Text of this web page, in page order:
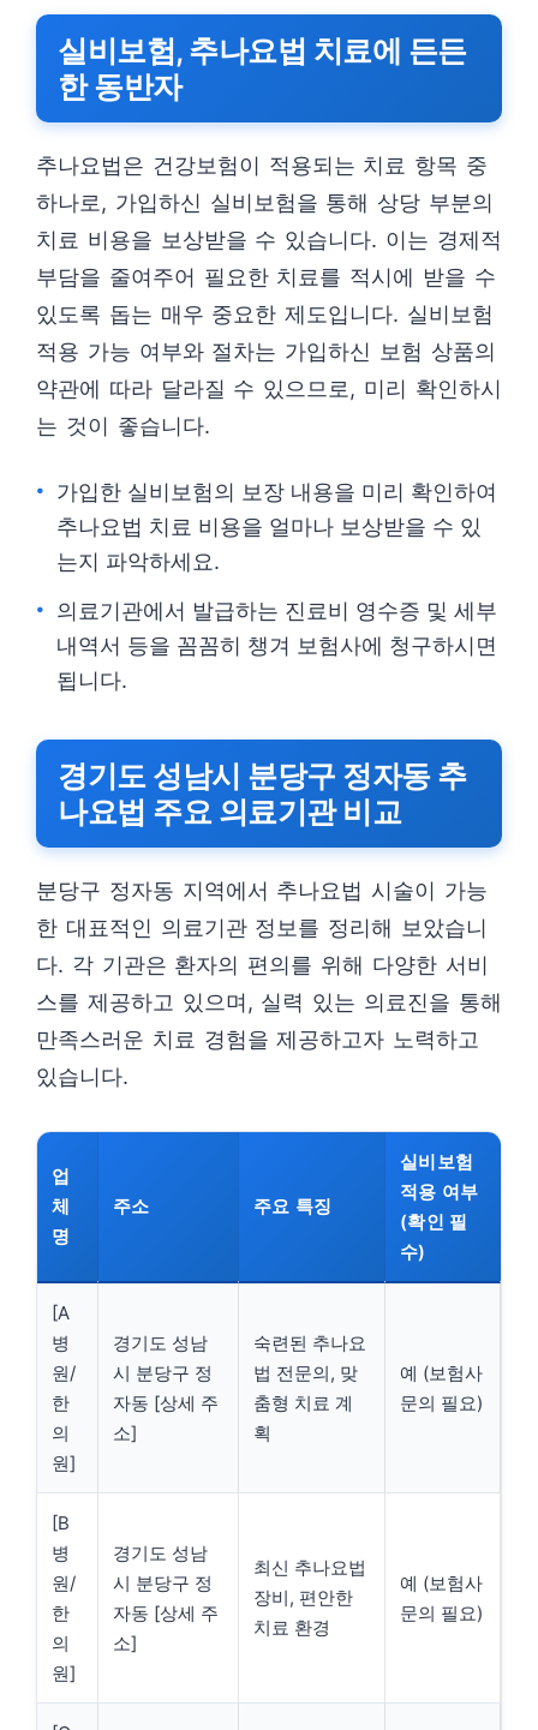
실비보험, 추나요법 치료에 든든
한 동반자
추나요법은 건강보험이 적용되는 치료 항목 중
하나로, 가입하신 실비보험을 통해 상당 부분의
치료 비용을 보상받을 수 있습니다. 이는 경제적
부담을 줄여주어 필요한 치료를 적시에 받을 수
있도록 돕는 매우 중요한 제도입니다. 실비보험
적용 가능 여부와 절차는 가입하신 보험 상품의
약관에 따라 달라질 수 있으므로, 미리 확인하시
는 것이 좋습니다.
가입한 실비보험의 보장 내용을 미리 확인하여
추나요법 치료 비용을 얼마나 보상받을 수 있
는지 파악하세요.
의료기관에서 발급하는 진료비 영수증 및 세부
내역서 등을 꼼꼼히 챙겨 보험사에 청구하시면
됩니다.
경기도 성남시 분당구 정자동 추
나요법 주요 의료기관 비교
분당구 정자동 지역에서 추나요법 시술이 가능
한 대표적인 의료기관 정보를 정리해 보았습니
다. 각 기관은 환자의 편의를 위해 다양한 서비
스를 제공하고 있으며, 실력 있는 의료진을 통해
만족스러운 치료 경험을 제공하고자 노력하고
있습니다.
업
체
명
주소 주요 특징
실비보험
적용 여부
(확인 필
수)
[A
병
원/
한
의
원]
경기도 성남
시 분당구 정
자동 [상세 주
소]
숙련된 추나요
법 전문의, 맞
춤형 치료 계
획
예 (보험사
문의 필요)
[B
병
원/
한
의
원]
경기도 성남
시 분당구 정
자동 [상세 주
소]
최신 추나요법
장비, 편안한
치료 환경
예 (보험사
문의 필요)